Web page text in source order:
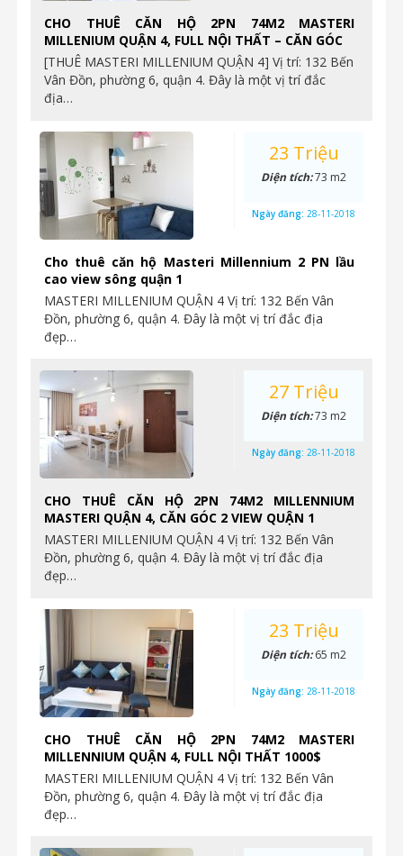
CHO THUÊ CĂN HỘ 2PN 74M2 MASTERI
MILLENIUM QUẬN 4, FULL NỘI THẤT – CĂN GÓC
[THUÊ MASTERI MILLENIUM QUẬN 4] Vị trí: 132 Bến
Vân Đồn, phường 6, quận 4. Đây là một vị trí đắc
địa…
Cho thuê căn hộ Masteri Millennium 2 PN lầu
cao view sông quận 1
MASTERI MILLENIUM QUẬN 4 Vị trí: 132 Bến Vân
Đồn, phường 6, quận 4. Đây là một vị trí đắc địa
đẹp…
23 Triệu
Diện tích:73 m2
Ngày đăng: 28-11-2018
CHO THUÊ CĂN HỘ 2PN 74M2 MILLENNIUM
MASTERI QUẬN 4, CĂN GÓC 2 VIEW QUẬN 1
MASTERI MILLENIUM QUẬN 4 Vị trí: 132 Bến Vân
Đồn, phường 6, quận 4. Đây là một vị trí đắc địa
đẹp…
27 Triệu
Diện tích:73 m2
Ngày đăng: 28-11-2018
CHO THUÊ CĂN HỘ 2PN 74M2 MASTERI
MILLENNIUM QUẬN 4, FULL NỘI THẤT 1000$
MASTERI MILLENIUM QUẬN 4 Vị trí: 132 Bến Vân
Đồn, phường 6, quận 4. Đây là một vị trí đắc địa
đẹp…
23 Triệu
Diện tích:65 m2
Ngày đăng: 28-11-2018